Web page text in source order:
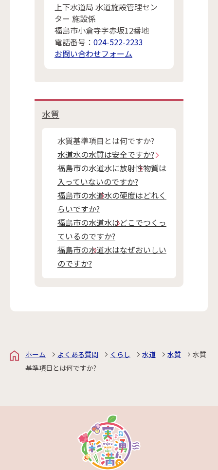
上下水道局 水道施設管理セン
ター 施設係
福島市小倉寺字赤坂12番地
電話番号： 024-522-2233
お問い合わせフォーム
水質
水質基準項目とは何ですか?
水道水の水質は安全ですか?
福島市の水道水に放射性物質は
入っていないのですか?
福島市の水道水の硬度はどれく
らいですか?
福島市の水道水はどこでつくっ
ているのですか?
福島市の水道水はなぜおいしい
のですか?
ホーム よくある質問 くらし 水道 水質
水質
基準項目とは何ですか?